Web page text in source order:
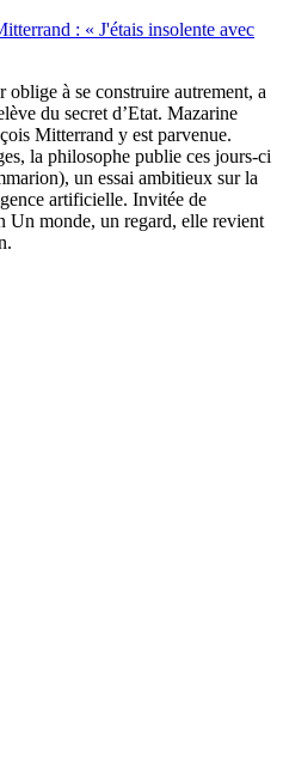
: « J'étais insolente avec
à se construire autrement, a
du secret d’Etat. Mazarine
Mitterrand y est parvenue.
la philosophe publie ces jours-ci
un essai ambitieux sur la
artificielle. Invitée de
Un monde, un regard, elle revient